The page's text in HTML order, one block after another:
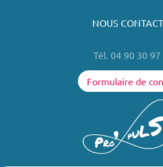
NOUS
Tél. 04 90 30 97
Formulaire de